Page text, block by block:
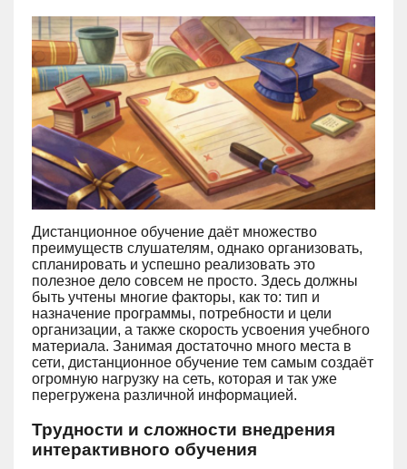
Дистанционное обучение даёт множество
преимуществ слушателям, однако организовать,
спланировать и успешно реализовать это
полезное дело совсем не просто. Здесь должны
быть учтены многие факторы, как то: тип и
назначение программы, потребности и цели
организации, а также скорость усвоения учебного
материала. Занимая достаточно много места в
сети, дистанционное обучение тем самым создаёт
огромную нагрузку на сеть, которая и так уже
перегружена различной информацией.
Трудности и сложности внедрения
интерактивного обучения